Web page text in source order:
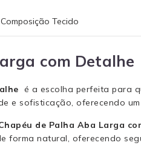
Composição Tecido
com Detalhe
é a escolha perfeita para
e sofisticação, oferecendo um
de Palha Aba Larga
forma natural, oferecendo